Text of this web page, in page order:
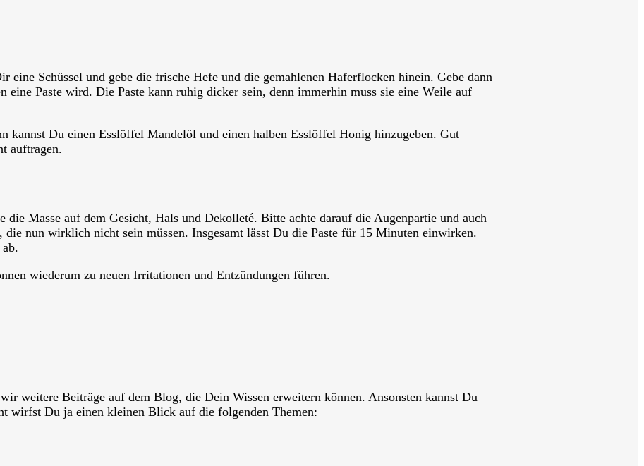
eine Schüssel und gebe die frische Hefe und die gemahlenen Haferflocken hinein. Gebe dann
eine Paste wird. Die Paste kann ruhig dicker sein, denn immerhin muss sie eine Weile auf
kannst Du einen Esslöffel Mandelöl und einen halben Esslöffel Honig hinzugeben. Gut
auftragen.
die Masse auf dem Gesicht, Hals und Dekolleté. Bitte achte darauf die Augenpartie und auch
die nun wirklich nicht sein müssen. Insgesamt lässt Du die Paste für 15 Minuten einwirken.
wiederum zu neuen Irritationen und Entzündungen führen.
weitere Beiträge auf dem Blog, die Dein Wissen erweitern können. Ansonsten kannst Du
wirfst Du ja einen kleinen Blick auf die folgenden Themen: